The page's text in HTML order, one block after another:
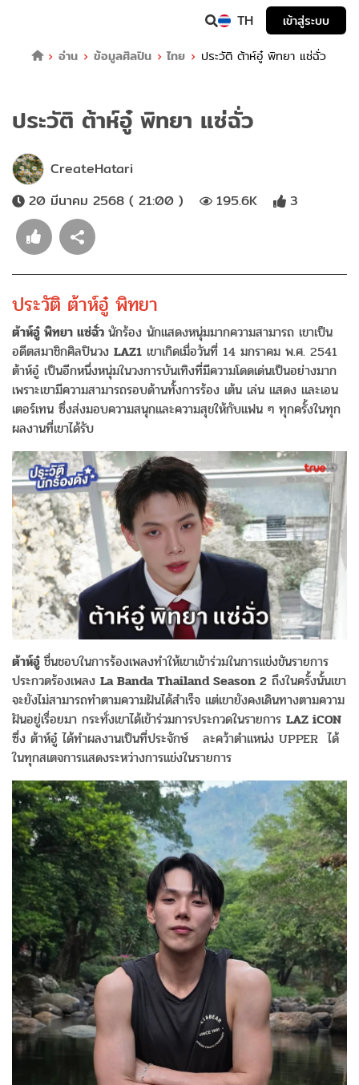
TH
เข้าสู่ระบบ
อ่าน
ข้อมูลศิลปิน ไทย ประวัติ ต้าห์อู๋ พิทยา แซ่ฉั่ว
ประวัติ ต้าห์อู๋ พิทยา แซ่ฉั่ว
CreateHatari
20 มีนาคม 2568 ( 21:00 )
195.6K 3
ประวัติ ต้าห์อู๋ พิทยา
ต้าห์อู๋ พิทยา แซ่ฉั่ว นักร้อง นักแสดงหนุ่มมากความสามารถ เขาเป็น
อดีตสมาชิกศิลปินวง LAZ1 เขาเกิดเมื่อวันที่ 14 มกราคม พ.ศ. 2541
ต้าห์อู๋ เป็นอีกหนึ่งหนุ่มในวงการบันเทิงที่มีความโดดเด่นเป็นอย่างมาก
เพราะเขามีความสามารถรอบด้านทั้งการร้อง เต้น เล่น แสดง และเอน
เตอร์เทน ซึ่งส่งมอบความสนุกและความสุขให้กับแฟน ๆ ทุกครั้งในทุก
ผลงานที่เขาได้รับ
ต้าห์อู๋ ชื่นชอบในการร้องเพลงทำให้เขาเข้าร่วมในการแข่งขันรายการ
ประกวดร้องเพลง La Banda Thailand Season 2 ถึงในครั้งนั้นเขา
จะยังไม่สามารถทำตามความฝันได้สำเร็จ แต่เขายังคงเดินทางตามความ
ฝันอยู่เรื่อยมา กระทั่งเขาได้เข้าร่วมการประกวดในรายการ LAZ iCON
ซึ่ง ต้าห์อู๋ ได้ทำผลงานเป็นที่ประจักษ์ ละคว้าตำแหน่ง UPPER ได้
ในทุกสเตจการแสดงระหว่างการแข่งในรายการ